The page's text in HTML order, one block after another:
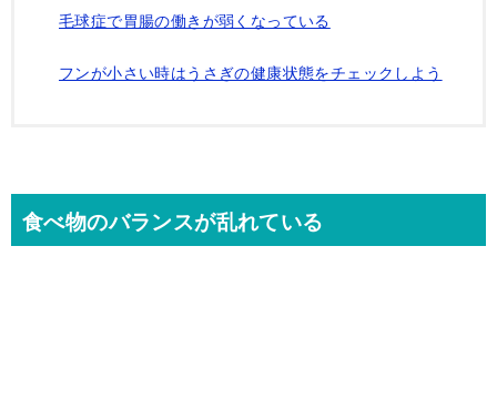
毛球症で胃腸の働きが弱くなっている
フンが小さい時はうさぎの健康状態をチェックしよう
食べ物のバランスが乱れている